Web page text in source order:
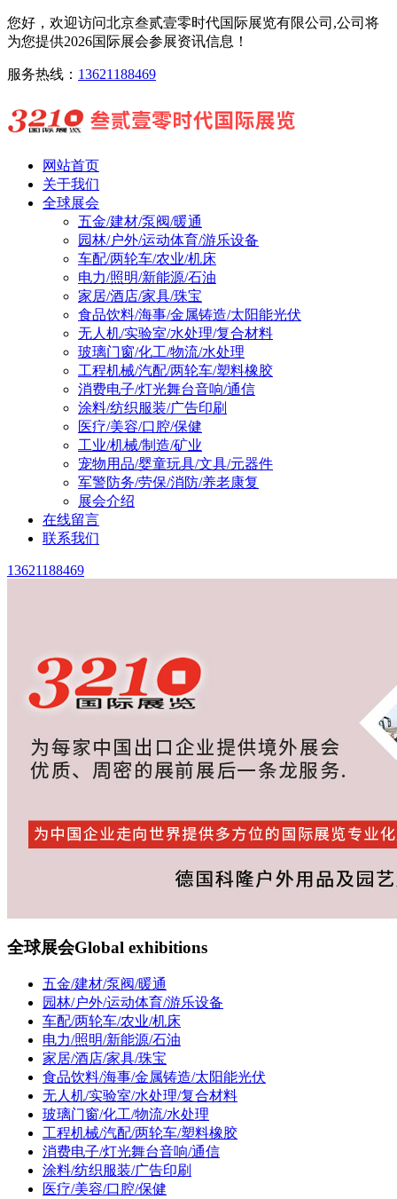
您好，欢迎访问北京叁贰壹零时代国际展览有限公司,公司将
为您提供2026国际展会参展资讯信息！
服务热线： 13621188469
网站首页
关于我们
全球展会
五金/建材/泵阀/暖通
园林/户外/运动体育/游乐设备
车配/两轮车/农业/机床
电力/照明/新能源/石油
家居/酒店/家具/珠宝
食品饮料/海事/金属铸造/太阳能光伏
无人机/实验室/水处理/复合材料
玻璃门窗/化工/物流/水处理
工程机械/汽配/两轮车/塑料橡胶
消费电子/灯光舞台音响/通信
涂料/纺织服装/广告印刷
医疗/美容/口腔/保健
工业/机械/制造/矿业
宠物用品/婴童玩具/文具/元器件
军警防务/劳保/消防/养老康复
展会介绍
在线留言
联系我们
13621188469
全球展会Global exhibitions
五金/建材/泵阀/暖通
园林/户外/运动体育/游乐设备
车配/两轮车/农业/机床
电力/照明/新能源/石油
家居/酒店/家具/珠宝
食品饮料/海事/金属铸造/太阳能光伏
无人机/实验室/水处理/复合材料
玻璃门窗/化工/物流/水处理
工程机械/汽配/两轮车/塑料橡胶
消费电子/灯光舞台音响/通信
涂料/纺织服装/广告印刷
医疗/美容/口腔/保健